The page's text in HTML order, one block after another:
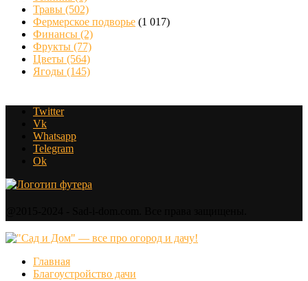
Травы (502)
Фермерское подворье (1 017)
Финансы (2)
Фрукты (77)
Цветы (564)
Ягоды (145)
Twitter
Vk
Whatsapp
Telegram
Ok
Главная
Благоустройство дачи